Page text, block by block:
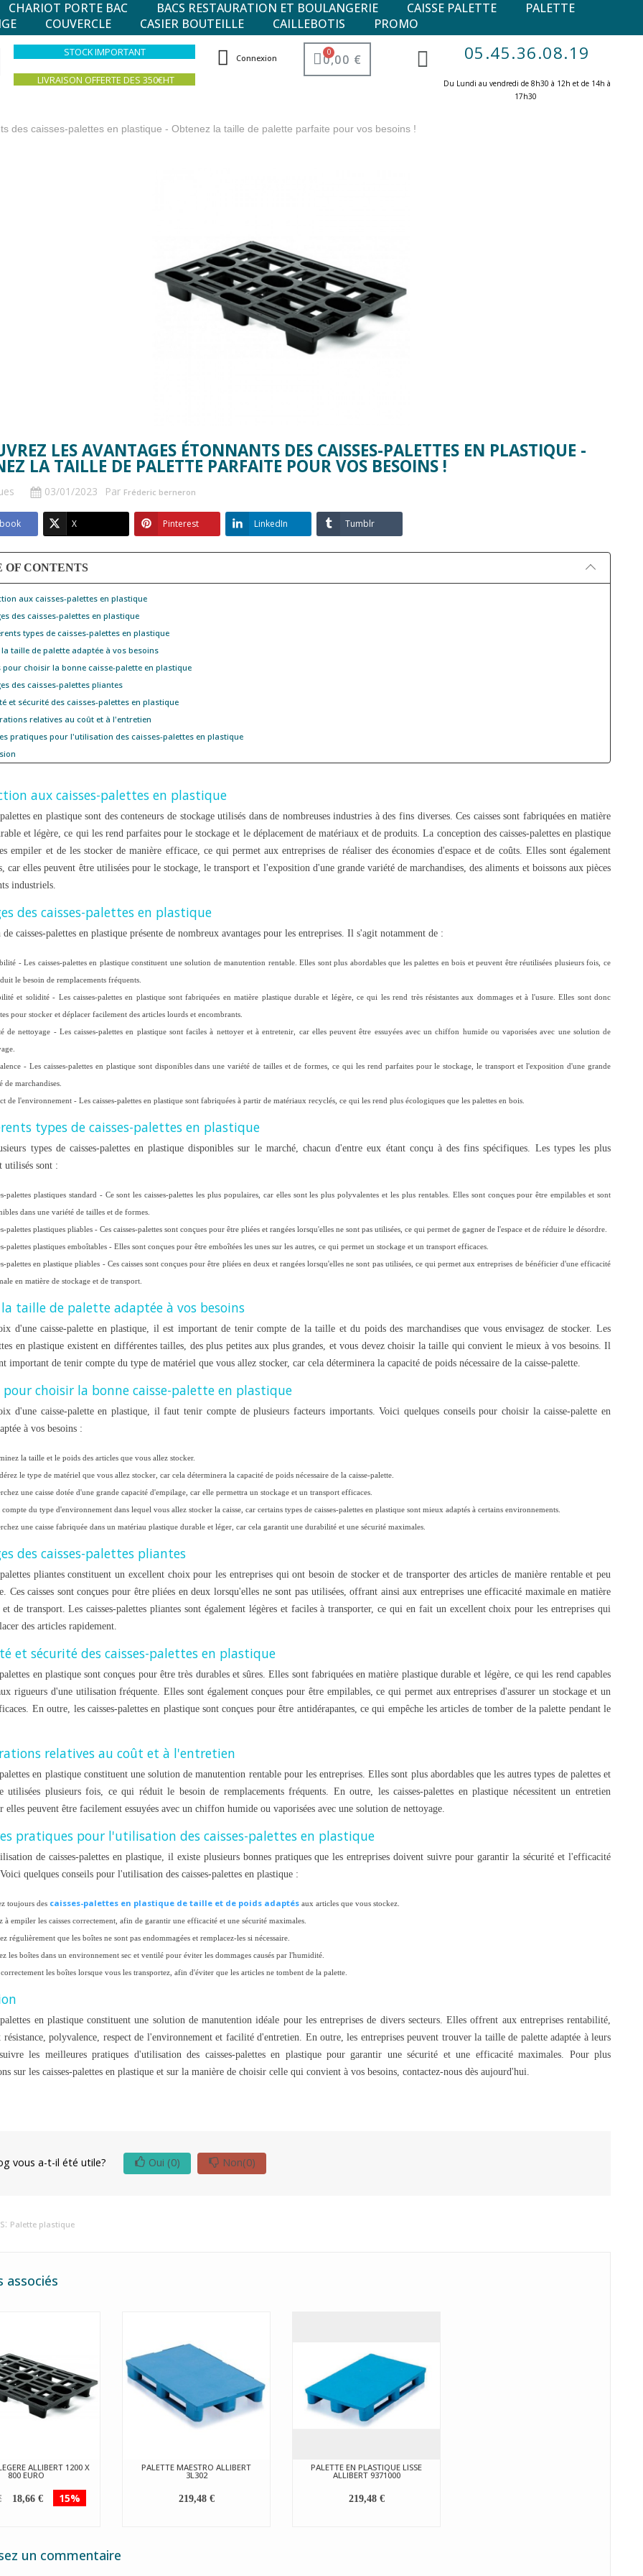
CHARIOT PORTE BAC BACS RESTAURATION ET BOULANGERIE CAISSE PALETTE
PALETTE
COUVERCLE CASIER BOUTEILLE CAILLEBOTIS PROMO
STOCK IMPORTANT
LIVRAISON OFFERTE DES 350€HT
Connexion 0,00 € 05.45.36.08.19
Du Lundi au vendredi de 8h30 à 12h et de 14h à
17h30 ​
des caisses-palettes en plastique - Obtenez la taille de palette parfaite pour vos besoins !
CHOIX
remplace les
réutilisable,
et...
BAC GERBABLE AVEC
COUVERCLE : SÉCURISER LE
TRANSPORT
623 vues
Le bac gerbable avec couvercle protège le
contenu et sécurise le gerbage. Guide des
types de couvercles et des gammes...
PLASTIQUE :
ET LA
CAISSE PALETTE ?
logistique performante. Pour répondre à des besoins
variés, il...
AGRICOLE
aux...
INDUSTRIEL
Guide des types
BAC GERBABLE AVEC
TRANSPORT
623 vues
sécurise le gerbage. Guide des types de couvercles et
des gammes...
Read more
BAC PLASTIQUE GERBABLE :
Read more
CAISSE PALETTE
650 vues
LES AVANTAGES ÉTONNANTS DES CAISSES-PALETTES EN PLASTIQUE -
LA TAILLE DE PALETTE PARFAITE POUR VOS BESOINS !
03/01/2023 Par Fréderic berneron
X Pinterest LinkedIn Tumblr
OF CONTENTS
aux caisses-palettes en plastique
des caisses-palettes en plastique
types de caisses-palettes en plastique
taille de palette adaptée à vos besoins
pour choisir la bonne caisse-palette en plastique
des caisses-palettes pliantes
et sécurité des caisses-palettes en plastique
relatives au coût et à l'entretien
pratiques pour l'utilisation des caisses-palettes en plastique
aux caisses-palettes en plastique
en plastique sont des conteneurs de stockage utilisés dans de nombreuses industries à des fins diverses. Ces caisses sont fabriquées en matière
et légère, ce qui les rend parfaites pour le stockage et le déplacement de matériaux et de produits. La conception des caisses-palettes en plastique
empiler et de les stocker de manière efficace, ce qui permet aux entreprises de réaliser des économies d'espace et de coûts. Elles sont également
car elles peuvent être utilisées pour le stockage, le transport et l'exposition d'une grande variété de marchandises, des aliments et boissons aux pièces
industriels.
des caisses-palettes en plastique
caisses-palettes en plastique présente de nombreux avantages pour les entreprises. Il s'agit notamment de :
- Les caisses-palettes en plastique constituent une solution de manutention rentable. Elles sont plus abordables que les palettes en bois et peuvent être réutilisées plusieurs fois, ce
le besoin de remplacements fréquents.
et solidité - Les caisses-palettes en plastique sont fabriquées en matière plastique durable et légère, ce qui les rend très résistantes aux dommages et à l'usure. Elles sont donc
pour stocker et déplacer facilement des articles lourds et encombrants.
de nettoyage - Les caisses-palettes en plastique sont faciles à nettoyer et à entretenir, car elles peuvent être essuyées avec un chiffon humide ou vaporisées avec une solution de
- Les caisses-palettes en plastique sont disponibles dans une variété de tailles et de formes, ce qui les rend parfaites pour le stockage, le transport et l'exposition d'une grande
de marchandises.
de l'environnement - Les caisses-palettes en plastique sont fabriquées à partir de matériaux recyclés, ce qui les rend plus écologiques que les palettes en bois.
types de caisses-palettes en plastique
types de caisses-palettes en plastique disponibles sur le marché, chacun d'entre eux étant conçu à des fins spécifiques. Les types les plus
utilisés sont :
palettes plastiques standard - Ce sont les caisses-palettes les plus populaires, car elles sont les plus polyvalentes et les plus rentables. Elles sont conçues pour être empilables et sont
dans une variété de tailles et de formes.
palettes plastiques pliables - Ces caisses-palettes sont conçues pour être pliées et rangées lorsqu'elles ne sont pas utilisées, ce qui permet de gagner de l'espace et de réduire le désordre.
palettes plastiques emboîtables - Elles sont conçues pour être emboîtées les unes sur les autres, ce qui permet un stockage et un transport efficaces.
palettes en plastique pliables - Ces caisses sont conçues pour être pliées en deux et rangées lorsqu'elles ne sont pas utilisées, ce qui permet aux entreprises de bénéficier d'une efficacité
en matière de stockage et de transport.
taille de palette adaptée à vos besoins
d'une caisse-palette en plastique, il est important de tenir compte de la taille et du poids des marchandises que vous envisagez de stocker. Les
en plastique existent en différentes tailles, des plus petites aux plus grandes, et vous devez choisir la taille qui convient le mieux à vos besoins. Il
important de tenir compte du type de matériel que vous allez stocker, car cela déterminera la capacité de poids nécessaire de la caisse-palette.
pour choisir la bonne caisse-palette en plastique
d'une caisse-palette en plastique, il faut tenir compte de plusieurs facteurs importants. Voici quelques conseils pour choisir la caisse-palette en
à vos besoins :
la taille et le poids des articles que vous allez stocker.
le type de matériel que vous allez stocker, car cela déterminera la capacité de poids nécessaire de la caisse-palette.
une caisse dotée d'une grande capacité d'empilage, car elle permettra un stockage et un transport efficaces.
compte du type d'environnement dans lequel vous allez stocker la caisse, car certains types de caisses-palettes en plastique sont mieux adaptés à certains environnements.
une caisse fabriquée dans un matériau plastique durable et léger, car cela garantit une durabilité et une sécurité maximales.
des caisses-palettes pliantes
palettes pliantes constituent un excellent choix pour les entreprises qui ont besoin de stocker et de transporter des articles de manière rentable et peu
Ces caisses sont conçues pour être pliées en deux lorsqu'elles ne sont pas utilisées, offrant ainsi aux entreprises une efficacité maximale en matière
et de transport. Les caisses-palettes pliantes sont également légères et faciles à transporter, ce qui en fait un excellent choix pour les entreprises qui
des articles rapidement.
et sécurité des caisses-palettes en plastique
en plastique sont conçues pour être très durables et sûres. Elles sont fabriquées en matière plastique durable et légère, ce qui les rend capables
rigueurs d'une utilisation fréquente. Elles sont également conçues pour être empilables, ce qui permet aux entreprises d'assurer un stockage et un
En outre, les caisses-palettes en plastique sont conçues pour être antidérapantes, ce qui empêche les articles de tomber de la palette pendant le
relatives au coût et à l'entretien
en plastique constituent une solution de manutention rentable pour les entreprises. Elles sont plus abordables que les autres types de palettes et
utilisées plusieurs fois, ce qui réduit le besoin de remplacements fréquents. En outre, les caisses-palettes en plastique nécessitent un entretien
elles peuvent être facilement essuyées avec un chiffon humide ou vaporisées avec une solution de nettoyage.
pratiques pour l'utilisation des caisses-palettes en plastique
de caisses-palettes en plastique, il existe plusieurs bonnes pratiques que les entreprises doivent suivre pour garantir la sécurité et l'efficacité
Voici quelques conseils pour l'utilisation des caisses-palettes en plastique :
toujours des caisses-palettes en plastique de taille et de poids adaptés aux articles que vous stockez.
à empiler les caisses correctement, afin de garantir une efficacité et une sécurité maximales.
régulièrement que les boîtes ne sont pas endommagées et remplacez-les si nécessaire.
les boîtes dans un environnement sec et ventilé pour éviter les dommages causés par l'humidité.
les boîtes lorsque vous les transportez, afin d'éviter que les articles ne tombent de la palette.
palettes en plastique constituent une solution de manutention idéale pour les entreprises de divers secteurs. Elles offrent aux entreprises rentabilité,
polyvalence, respect de l'environnement et facilité d'entretien. En outre, les entreprises peuvent trouver la taille de palette adaptée à leurs
les meilleures pratiques d'utilisation des caisses-palettes en plastique pour garantir une sécurité et une efficacité maximales. Pour plus
sur les caisses-palettes en plastique et sur la manière de choisir celle qui convient à vos besoins, contactez-nous dès aujourd'hui.
vous a-t-il été utile? Oui (0) Non(0)
Palette plastique
associés
ALLIBERT 1200 X
800 EURO
18,66 € 15%
PALETTE MAESTRO ALLIBERT
3L302
219,48 €
PALETTE EN PLASTIQUE LISSE
ALLIBERT 9371000
219,48 €
un commentaire